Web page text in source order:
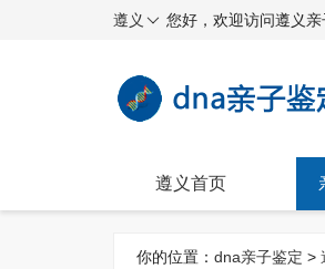
遵义 您好，欢迎访问遵义
遵义首页
你的位置： dna亲子鉴定 >